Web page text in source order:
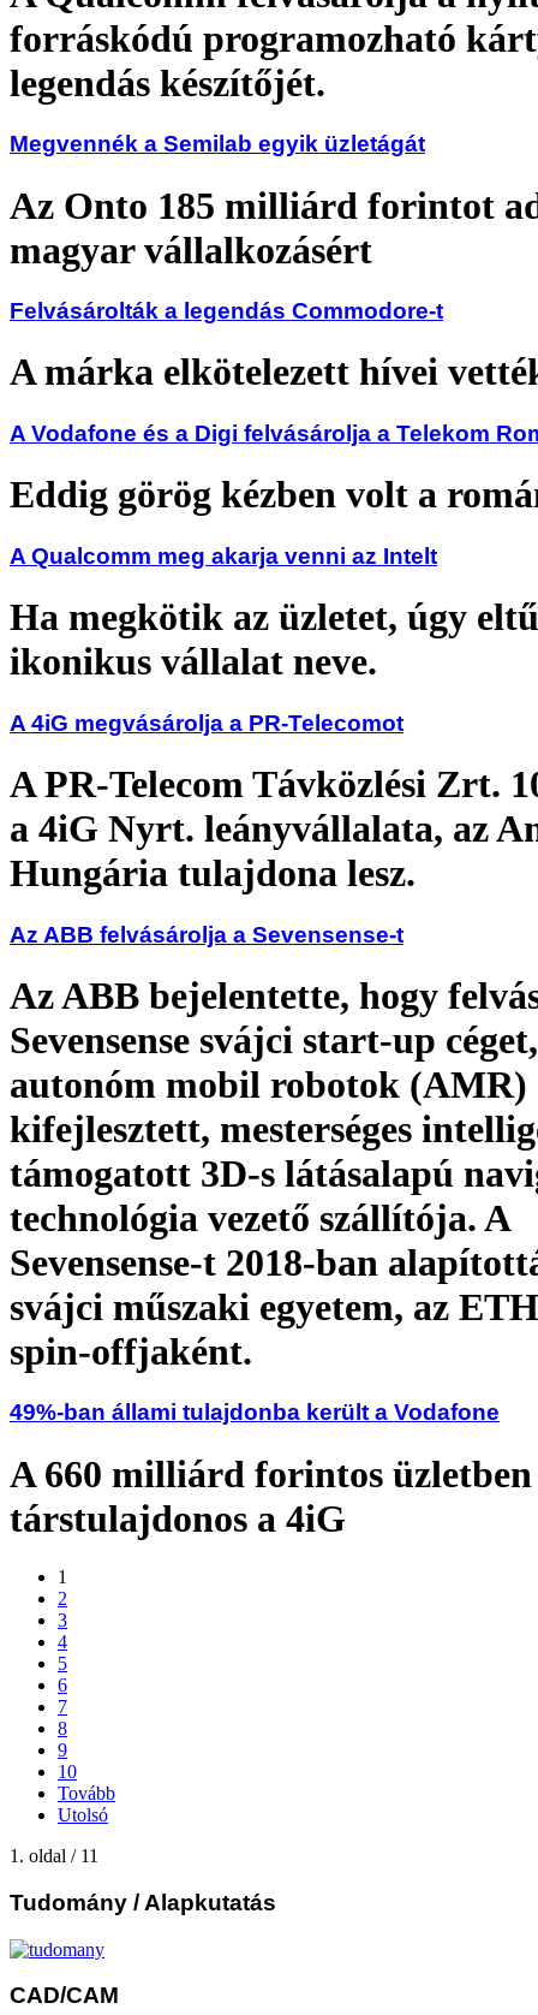
forráskódú programozható
legendás készítőjét.
Megvennék a Semilab egyik üzletágát
Az Onto 185 milliárd forintot
magyar vállalkozásért
Felvásárolták a legendás Commodore-t
A márka elkötelezett hívei
A Vodafone és a Digi felvásárolja a Telekom
Eddig görög kézben volt a
A Qualcomm meg akarja venni az Intelt
Ha megkötik az üzletet, úgy
ikonikus vállalat neve.
A 4iG megvásárolja a PR-Telecomot
A PR-Telecom Távközlési Zrt.
a 4iG Nyrt. leányvállalata, az
Hungária tulajdona lesz.
Az ABB felvásárolja a Sevensense-t
Az ABB bejelentette, hogy
Sevensense svájci start-up
autonóm mobil robotok (AMR)
kifejlesztett, mesterséges
támogatott 3D-s látásalapú
technológia vezető szállítója. A
Sevensense-t 2018-ban
svájci műszaki egyetem, az
spin-offjaként.
49%-ban állami tulajdonba került a Vodafone
A 660 milliárd forintos üzletben
társtulajdonos a 4iG
1
2
3
4
5
6
7
8
9
10
Tovább
Utolsó
1. oldal / 11
Tudomány / Alapkutatás
CAD/CAM